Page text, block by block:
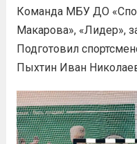
Команда МБУ ДО
Макарова», «Лидер»,
Подготовил
Пыхтин Иван